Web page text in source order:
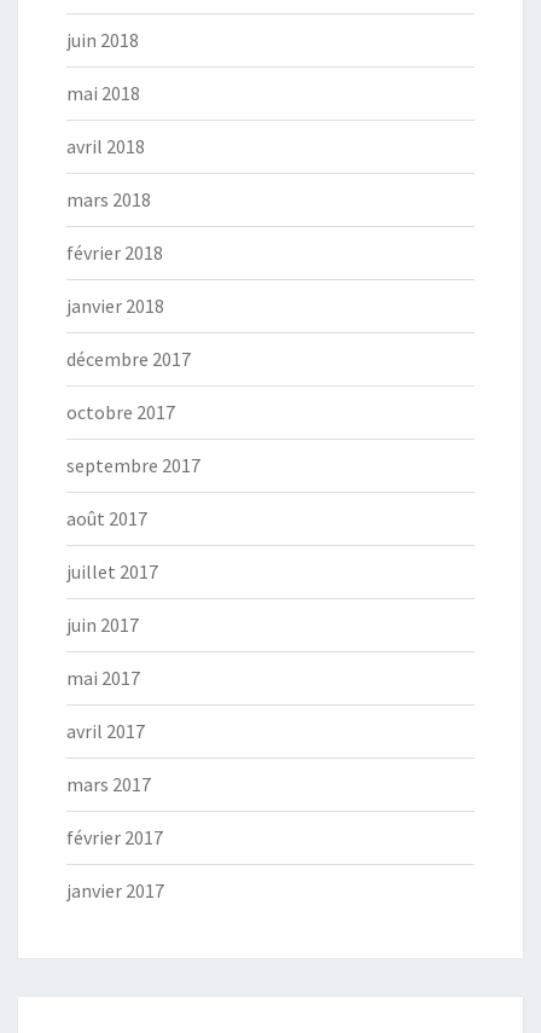
juin 2018
mai 2018
avril 2018
mars 2018
février 2018
janvier 2018
décembre 2017
octobre 2017
septembre 2017
août 2017
juillet 2017
juin 2017
mai 2017
avril 2017
mars 2017
février 2017
janvier 2017